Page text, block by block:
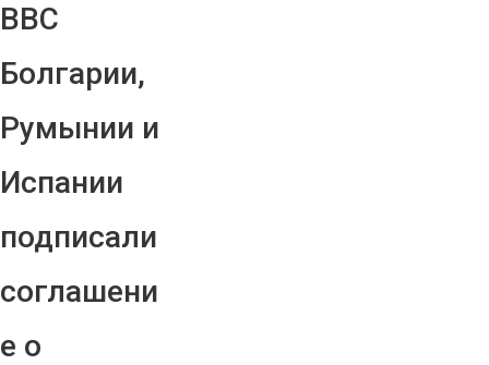
ВВС
Болгарии,
Румынии и
Испании
подписали
соглашени
е о